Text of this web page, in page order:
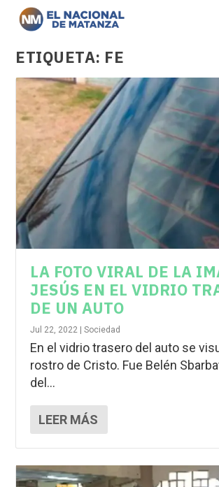
ETIQUETA: FE
LA FOTO VIRAL DE LA
JESÚS EN EL VIDRIO
DE UN AUTO
Jul 22, 2022 |Sociedad
En el vidrio trasero del auto se
rostro de Cristo. Fue Belén
del...
LEER MÁS